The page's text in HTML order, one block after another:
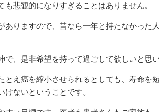
悲観的になりすぎることはありません。
りますので、昔なら一年と持たなかった
、是非希望を持って過ごして欲しいと思い
え癌を縮小させられるとしても、寿命を
ないということです。